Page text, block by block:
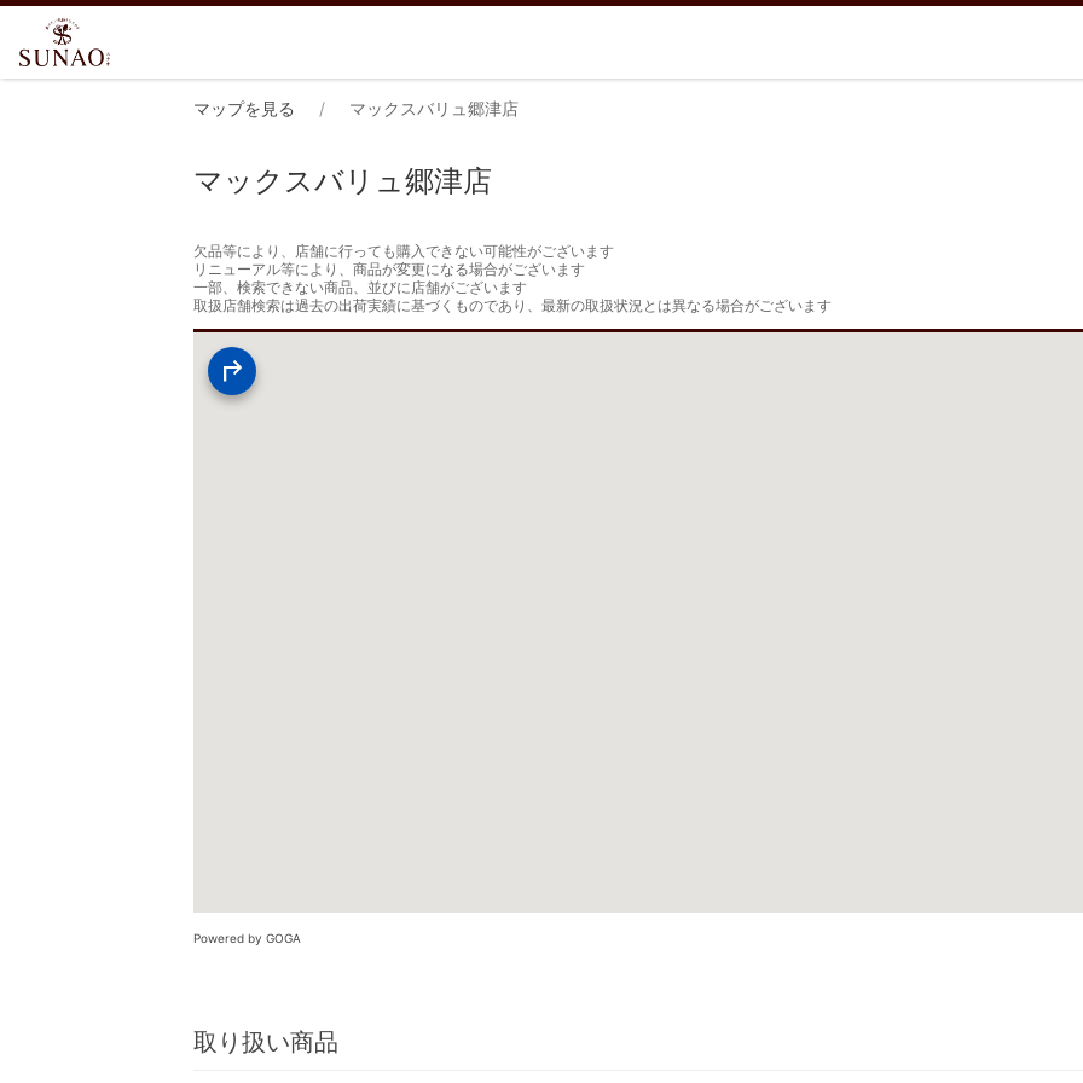
マップを見る マックスバリュ郷津店
マックスバリュ郷津店
欠品等により、店舗に行っても購入できない可能性がございます
リニューアル等により、商品が変更になる場合がございます
一部、検索できない商品、並びに店舗がございます
取扱店舗検索は過去の出荷実績に基づくものであり、最新の取扱状況とは異なる場合がございます
Powered by GOGA
取り扱い商品